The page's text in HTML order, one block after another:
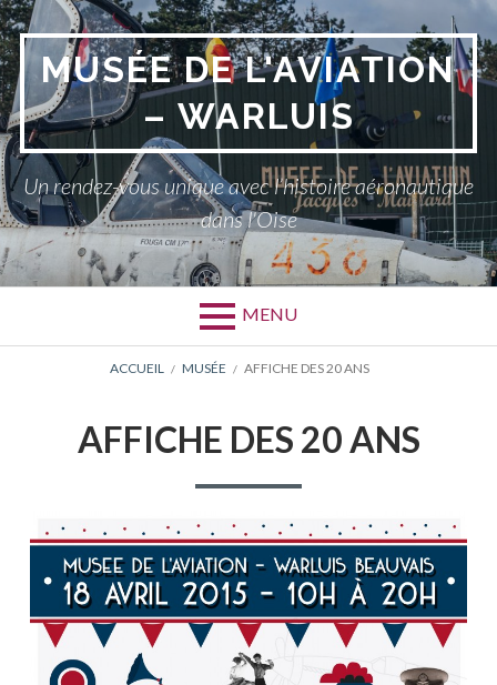
Aller
au
contenuMUSÉE DE L'AVIATION
– WARLUIS
Un rendez-vous unique avec l’histoire aéronautique
dans l'Oise
MENU
D'ARIANE
ACCUEIL MUSÉE AFFICHE DES 20 ANS
AFFICHE DES 20 ANS